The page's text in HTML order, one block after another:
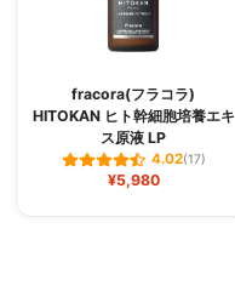
fracora(フラコラ)
HITOKAN ヒト幹細胞培養エキ
ス原液 LP
4.02(17)
¥5,980